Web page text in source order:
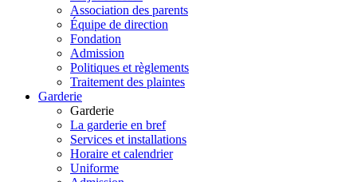
Association des parents
Équipe de direction
Fondation
Admission
Politiques et règlements
Traitement des plaintes
Garderie
Garderie
La garderie en bref
Services et installations
Horaire et calendrier
Uniforme